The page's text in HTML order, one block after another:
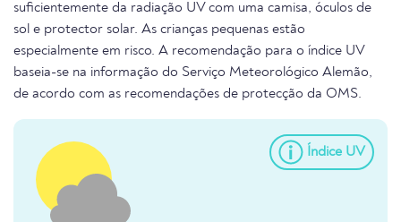
suficientemente da radiação UV com uma camisa, óculos de
sol e protector solar. As crianças pequenas estão
especialmente em risco. A recomendação para o índice UV
baseia-se na informação do Serviço Meteorológico Alemão,
de acordo com as recomendações de protecção da OMS.
Índice UV